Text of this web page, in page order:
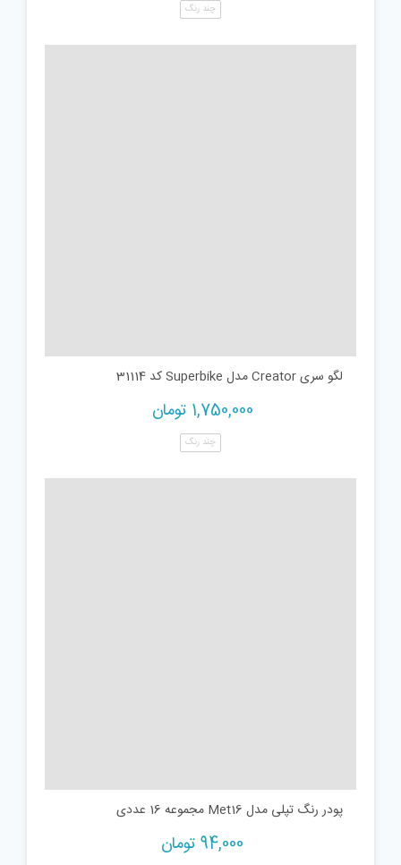
چند رنگ
لگو سری Creator مدل Superbike کد 31114
1,750,000 تومان
چند رنگ
پودر رنگ تپلی مدل Met16 مجموعه 16 عددی
94,000 تومان